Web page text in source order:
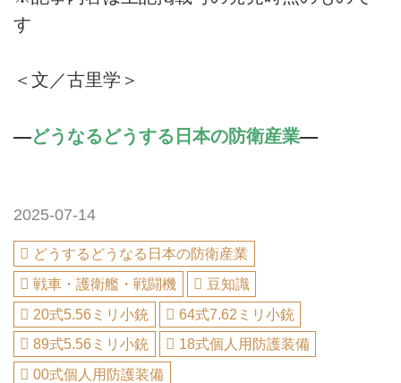
す
＜文／古里学＞
―どうなるどうする日本の防衛産業―
2025-07-14
どうするどうなる日本の防衛産業
戦車・護衛艦・戦闘機
豆知識
20式5.56ミリ小銃
64式7.62ミリ小銃
89式5.56ミリ小銃
18式個人用防護装備
00式個人用防護装備